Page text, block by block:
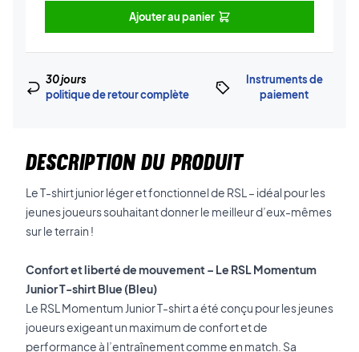
Ajouter au panier
30 jours
politique de retour complète
Instruments de
paiement
DESCRIPTION DU PRODUIT
Le T-shirt junior léger et fonctionnel de RSL – idéal pour les
jeunes joueurs souhaitant donner le meilleur d’eux-mêmes
sur le terrain !
Confort et liberté de mouvement – Le RSL Momentum
Junior T-shirt Blue (Bleu)
Le RSL Momentum Junior T-shirt a été conçu pour les jeunes
joueurs exigeant un maximum de confort et de
performance à l’entraînement comme en match. Sa